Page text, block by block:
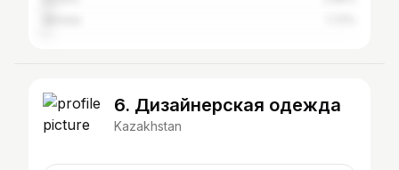
6. Дизайнерская одежда
Kazakhstan